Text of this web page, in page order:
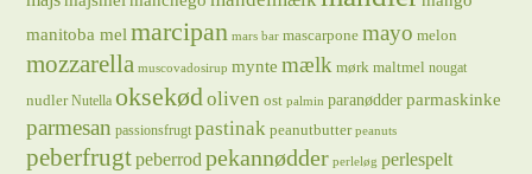
manitoba mel marcipan mars bar mascarpone mayo melon
mozzarella muscovadosirup mynte mælk mørk maltmel nougat
nudler Nutella oksekødoliven ost palmin paranødder parmaskinke
parmesan passionsfrugt pastinak peanutbutter peanuts
peberfrugtpeberrodpekannødder perleløg perlespelt